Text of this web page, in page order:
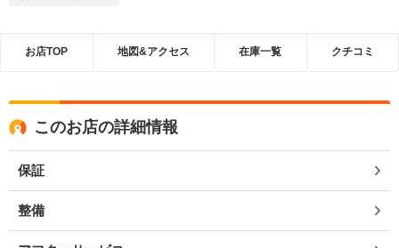
お店TOP 地図&アクセス 在庫一覧 クチコミ
このお店の詳細情報
保証
整備